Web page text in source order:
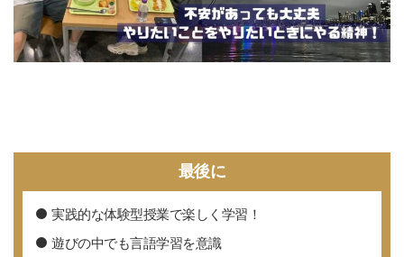
最後に
実践的な体験型授業で楽しく学習！
遊びの中でも言語学習を意識